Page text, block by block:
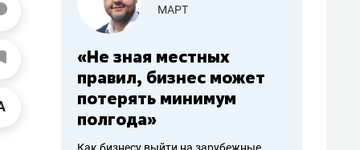
работа
МАРТ
«Не зная местных
правил, бизнес может
потерять минимум
полгода»